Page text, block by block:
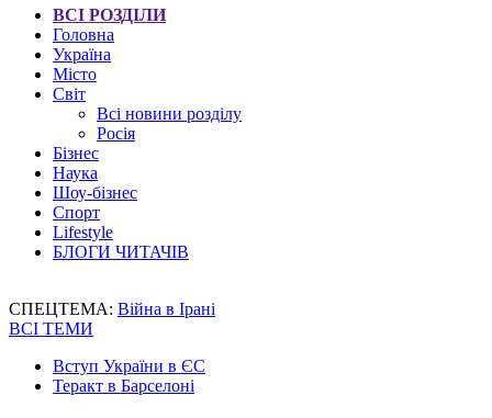
ВСІ РОЗДІЛИ
Головна
Україна
Місто
Світ
Всі новини розділу
Росія
Бізнес
Наука
Шоу-бізнес
Спорт
Lifestyle
БЛОГИ ЧИТАЧІВ
СПЕЦТЕМА: Війна в Ірані
ВСІ ТЕМИ
Вступ України в ЄС
Теракт в Барселоні